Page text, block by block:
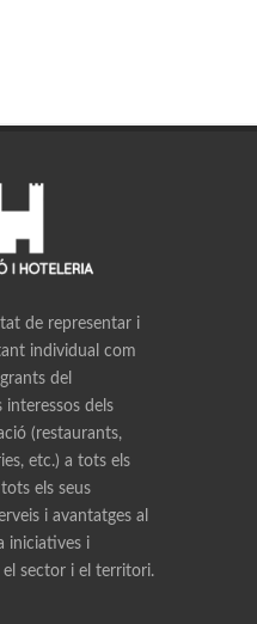
de representar i
individual com
del
interessos dels
(restaurants,
etc.) a tots els
els seus
i avantatges al
iniciatives i
sector i el territori.